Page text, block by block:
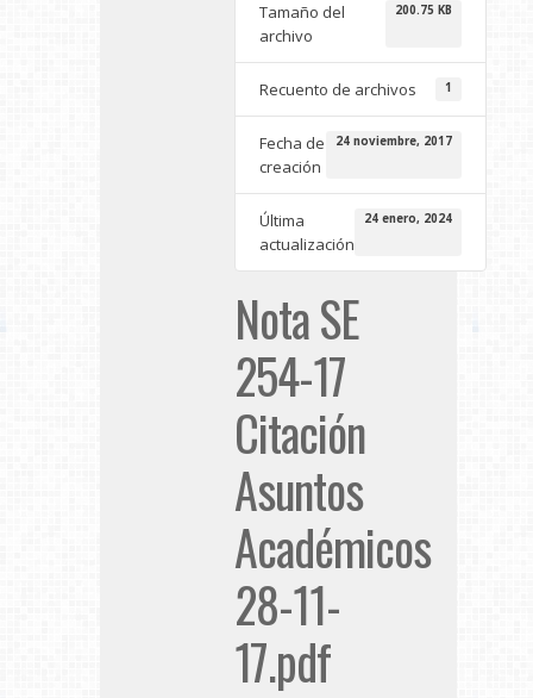
Tamaño del
archivo
200.75 KB
Recuento de archivos 1
Fecha de
creación
24 noviembre, 2017
Última
actualización
24 enero, 2024
Nota SE
254-17
Citación
Asuntos
Académicos
28-11-
17.pdf